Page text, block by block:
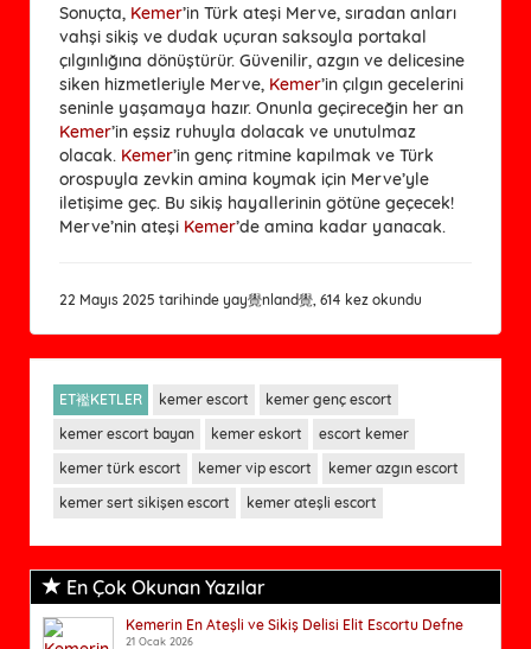
Sonuçta, Kemer’in Türk ateşi Merve, sıradan anları
vahşi sikiş ve dudak uçuran saksoyla portakal
çılgınlığına dönüştürür. Güvenilir, azgın ve delicesine
siken hizmetleriyle Merve, Kemer’in çılgın gecelerini
seninle yaşamaya hazır. Onunla geçireceğin her an
Kemer’in eşsiz ruhuyla dolacak ve unutulmaz
olacak. Kemer’in genç ritmine kapılmak ve Türk
orospuyla zevkin amina koymak için Merve’yle
iletişime geç. Bu sikiş hayallerinin götüne geçecek!
Merve’nin ateşi Kemer’de amina kadar yanacak.
22 Mayıs 2025 tarihinde yay覺nland覺, 614 kez okundu
ET襤KETLER kemer escort
kemer genç escort
kemer escort bayan
kemer eskort
escort kemer
kemer türk escort
kemer vip escort
kemer azgın escort
kemer sert sikişen escort
kemer ateşli escort
En Çok Okunan Yazılar
Kemerin En Ateşli ve Sikiş Delisi Elit Escortu Defne
21 Ocak 2026